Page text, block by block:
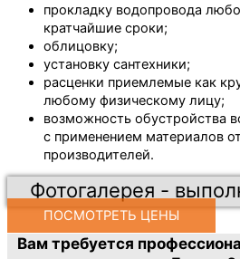
прокладку водопровода
кратчайшие сроки;
облицовку;
установку сантехники;
расценки приемлемые как
любому физическому лицу;
возможность обустройства
с применением материалов
производителей.
Фотогалерея -
ПОСМОТРЕТЬ ЦЕНЫ
Вам требуется